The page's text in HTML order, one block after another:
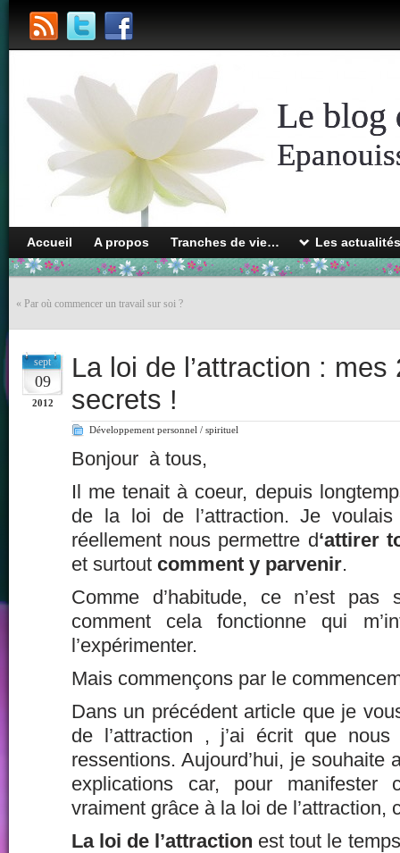
Le blog
Accueil A propos Tranches de vie… Les
« Par où commencer un travail sur soi ?
sept
09
2012
La loi de l’attraction : mes
secrets !
Développement personnel / spirituel
Bonjour à tous,
Il me tenait à coeur, depuis
de la loi de l’attraction. Je
réellement nous permettre d‘attirer
et surtout comment y parvenir.
Comme d’habitude, ce n’est pas
comment cela fonctionne qui
l’expérimenter.
Mais commençons par le
Dans un précédent article que je
de l’attraction , j’ai écrit que
ressentions. Aujourd’hui, je souhaite
explications car, pour manifester
vraiment grâce à la loi de l’attraction,
La loi de l’attraction est tout le